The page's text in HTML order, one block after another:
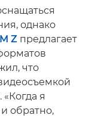
однако
Z предлагает
что
я
обратно,